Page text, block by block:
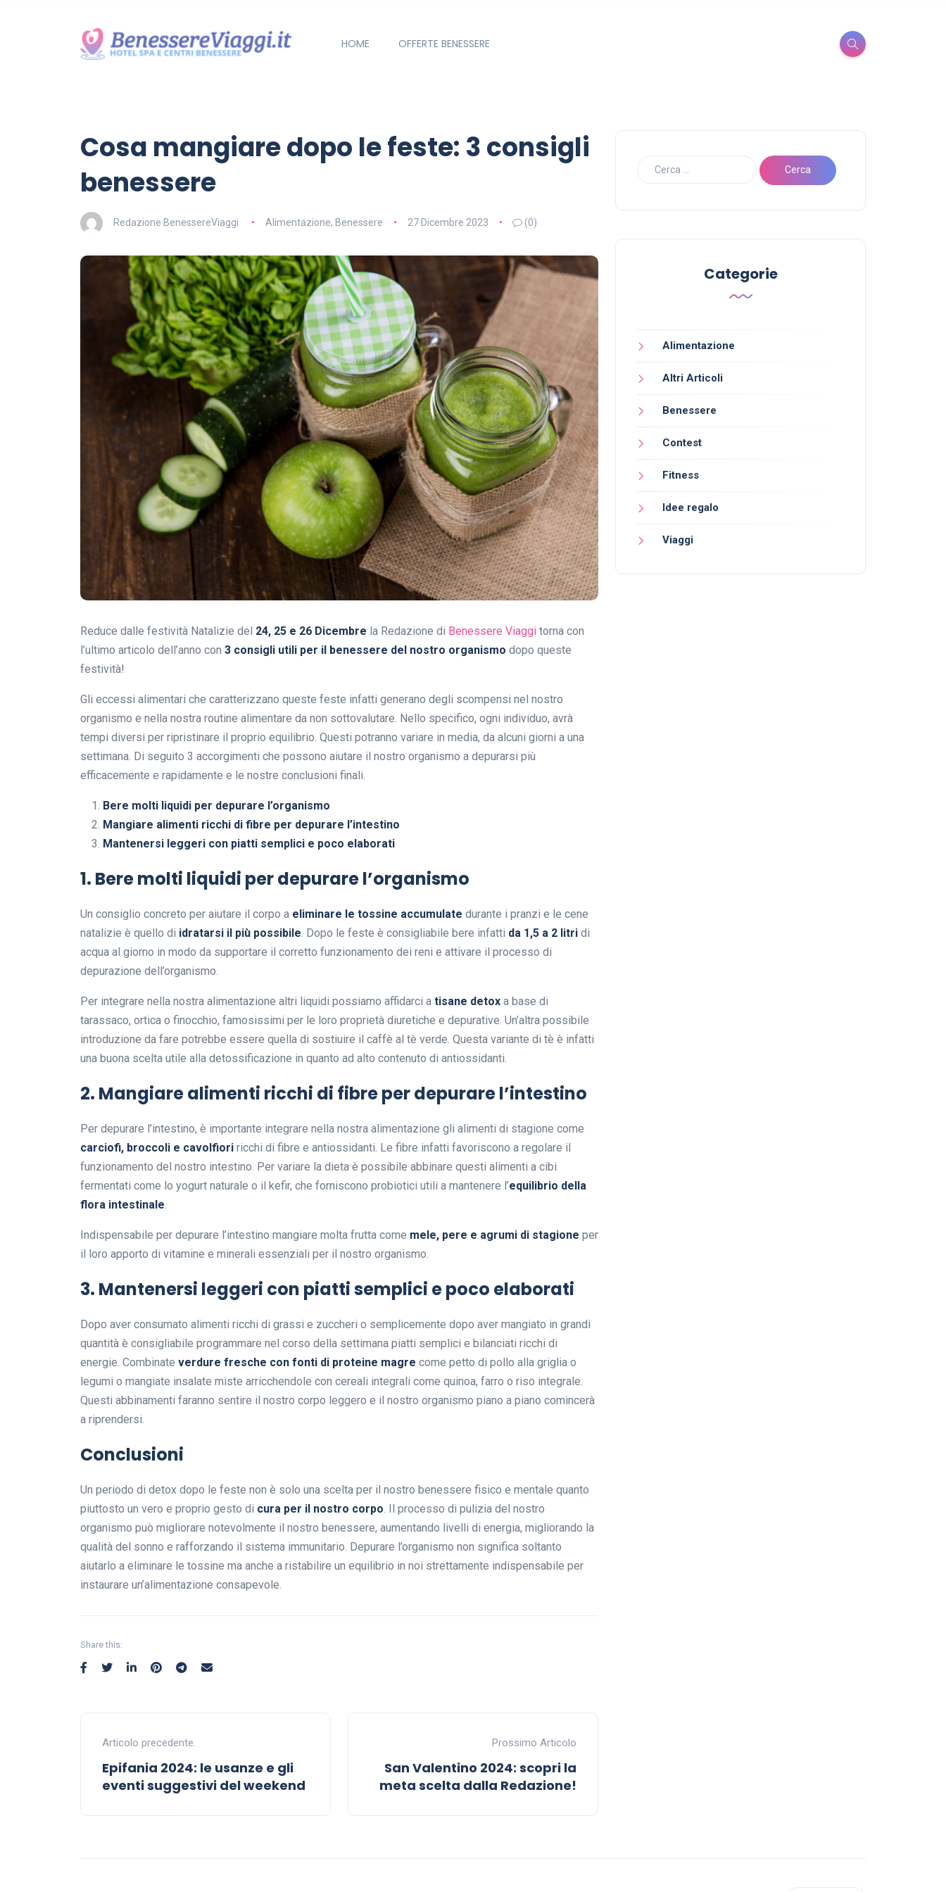
HOME OFFERTE BENESSERE
Cosa mangiare dopo le feste: 3 consigli
benessere
Redazione BenessereViaggi Alimentazione, Benessere 27 Dicembre 2023 (0)
Reduce dalle festività Natalizie del 24, 25 e 26 Dicembre la Redazione di Benessere Viaggi torna con
l’ultimo articolo dell’anno con 3 consigli utili per il benessere del nostro organismo dopo queste
festività!
Gli eccessi alimentari che caratterizzano queste feste infatti generano degli scompensi nel nostro
organismo e nella nostra routine alimentare da non sottovalutare. Nello specifico, ogni individuo, avrà
tempi diversi per ripristinare il proprio equilibrio. Questi potranno variare in media, da alcuni giorni a una
settimana. Di seguito 3 accorgimenti che possono aiutare il nostro organismo a depurarsi più
efficacemente e rapidamente e le nostre conclusioni finali.
Bere molti liquidi per depurare l’organismo
Mangiare alimenti ricchi di fibre per depurare l’intestino
Mantenersi leggeri con piatti semplici e poco elaborati
1. Bere molti liquidi per depurare l’organismo
Un consiglio concreto per aiutare il corpo a eliminare le tossine accumulate durante i pranzi e le cene
natalizie è quello di idratarsi il più possibile. Dopo le feste è consigliabile bere infatti da 1,5 a 2 litri di
acqua al giorno in modo da supportare il corretto funzionamento dei reni e attivare il processo di
depurazione dell’organismo.
Per integrare nella nostra alimentazione altri liquidi possiamo affidarci a tisane detox a base di
tarassaco, ortica o finocchio, famosissimi per le loro proprietà diuretiche e depurative. Un’altra possibile
introduzione da fare potrebbe essere quella di sostiuire il caffè al tè verde. Questa variante di tè è infatti
una buona scelta utile alla detossificazione in quanto ad alto contenuto di antiossidanti.
2. Mangiare alimenti ricchi di fibre per depurare l’intestino
Per depurare l’intestino, è importante integrare nella nostra alimentazione gli alimenti di stagione come
carciofi, broccoli e cavolfiori ricchi di fibre e antiossidanti. Le fibre infatti favoriscono a regolare il
funzionamento del nostro intestino. Per variare la dieta è possibile abbinare questi alimenti a cibi
fermentati come lo yogurt naturale o il kefir, che forniscono probiotici utili a mantenere l’equilibrio della
flora intestinale.
Indispensabile per depurare l’intestino mangiare molta frutta come mele, pere e agrumi di stagione per
il loro apporto di vitamine e minerali essenziali per il nostro organismo.
3. Mantenersi leggeri con piatti semplici e poco elaborati
Dopo aver consumato alimenti ricchi di grassi e zuccheri o semplicemente dopo aver mangiato in grandi
quantità è consigliabile programmare nel corso della settimana piatti semplici e bilanciati ricchi di
energie. Combinate verdure fresche con fonti di proteine magre come petto di pollo alla griglia o
legumi o mangiate insalate miste arricchendole con cereali integrali come quinoa, farro o riso integrale.
Questi abbinamenti faranno sentire il nostro corpo leggero e il nostro organismo piano a piano comincerà
a riprendersi.
Conclusioni
Un periodo di detox dopo le feste non è solo una scelta per il nostro benessere fisico e mentale quanto
piuttosto un vero e proprio gesto di cura per il nostro corpo. Il processo di pulizia del nostro
organismo può migliorare notevolmente il nostro benessere, aumentando livelli di energia, migliorando la
qualità del sonno e rafforzando il sistema immunitario. Depurare l’organismo non significa soltanto
aiutarlo a eliminare le tossine ma anche a ristabilire un equilibrio in noi strettamente indispensabile per
instaurare un’alimentazione consapevole.
Share this:
Articolo precedente.
Epifania 2024: le usanze e gli
eventi suggestivi del weekend
Prossimo Articolo
San Valentino 2024: scopri la
meta scelta dalla Redazione!
Categorie
Alimentazione
Altri Articoli
Benessere
Contest
Fitness
Idee regalo
Viaggi